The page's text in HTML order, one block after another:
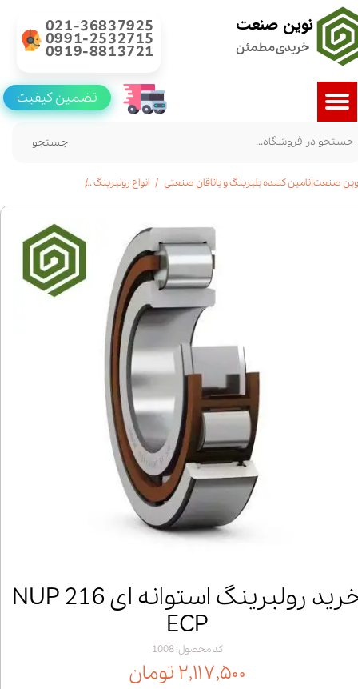
نوین صنعت
خریدی مطمئن
021-36837925
0991-2532715
0919-8813721
جستجو
تضمین کیفیت
صنعت|تامین کننده بلبرینگ و یاتاقان صنعتی انواع رولبرینگ
خرید رولبرینگ استوانه ای NUP 216
ECP
کد محصول: 1008
۲,۱۱۷,۵۰۰ تومان